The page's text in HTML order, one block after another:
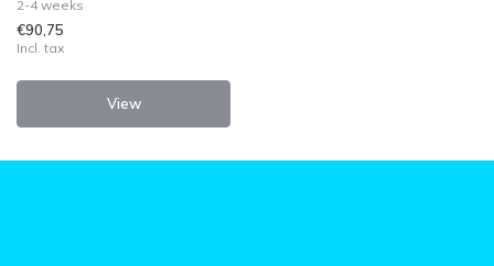
2-4 weeks
€90,75
Incl. tax
View